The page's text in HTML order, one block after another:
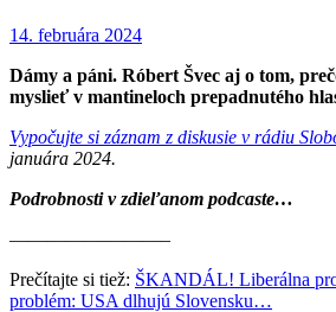
14. februára 2024
Dámy a páni. Róbert Švec aj o tom,
myslieť v mantineloch prepadnutého
Vypočujte si záznam z diskusie v rádiu
januára 2024.
Podrobnosti v zdieľanom podcaste…
————————–
Prečítajte si tiež: ŠKANDÁL! Liberálna
problém: USA dlhujú Slovensku…